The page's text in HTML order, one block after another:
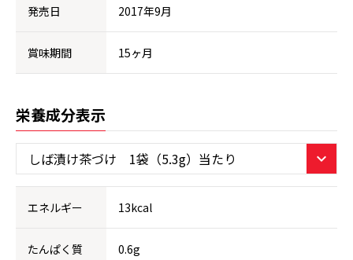
発売日 2017年9月
賞味期間 15ヶ月
栄養成分表示
エネルギー 13kcal
たんぱく質 0.6g